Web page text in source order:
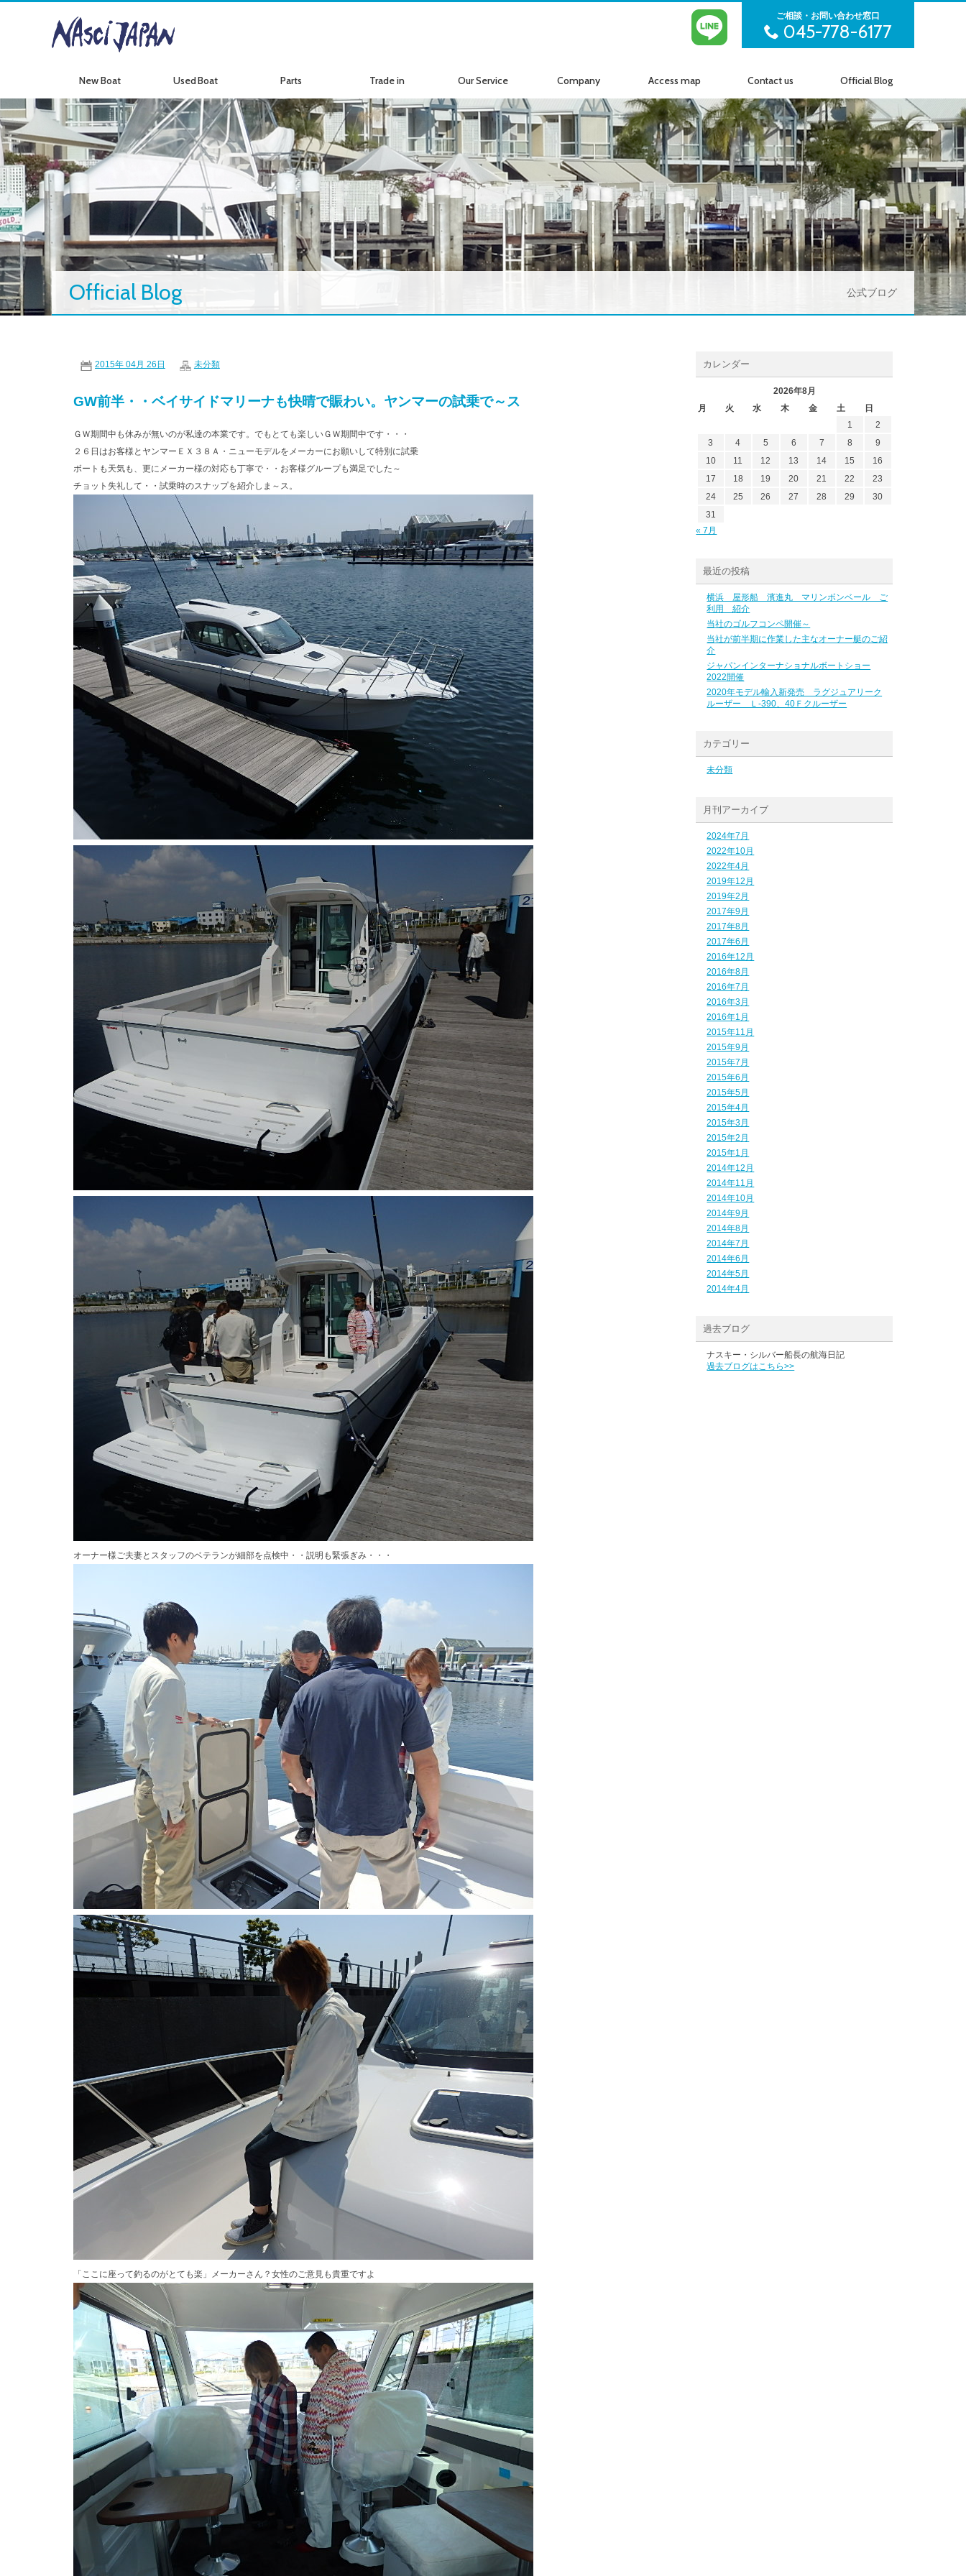
ご相談・お問い合わせ窓口
045-778-6177
New Boat
新艇情報
Used Boat
中古艇情報
Parts
パーツ情報
Trade in
ボートの買取
Our Service
サービス案内
Company
会社紹介
Access map
アクセス
Contact us
お問い合わせ
Official Blog
公式ブログ
Official Blog 公式ブログ
2015年 04月 26日 未分類
GW前半・・ベイサイドマリーナも快晴で賑わい。ヤンマーの試乗で～ス
ＧＷ期間中も休みが無いのが私達の本業です。でもとても楽しいＧＷ期間中です・・・
２６日はお客様とヤンマーＥＸ３８Ａ・ニューモデルをメーカーにお願いして特別に試乗
ボートも天気も、更にメーカー様の対応も丁寧で・・お客様グループも満足でした～
チョット失礼して・・試乗時のスナップを紹介しま～ス。
オーナー様ご夫妻とスタッフのベテランが細部を点検中・・説明も緊張ぎみ・・・
「ここに座って釣るのがとても楽」メーカーさん？女性のご意見も貴重ですよ
カレンダー
2026年8月
月
火 水 木 金 土
日
1
2
3
4 5 6 7 8
9
10
11 12 13 14 15
16
17
18 19 20 21 22
23
24
25 26 27 28 29
30
31
« 7月
最近の投稿
横浜 屋形船 濱進丸 マリンボンベール ご
利用 紹介
当社のゴルフコンペ開催～
当社が前半期に作業した主なオーナー艇のご紹
介
ジャパンインターナショナルボートショー
2022開催
2020年モデル輸入新発売 ラグジュアリーク
ルーザー Ｌ-390、40Ｆクルーザー
カテゴリー
未分類
月刊アーカイブ
2024年7月
2022年10月
2022年4月
2019年12月
2019年2月
2017年9月
2017年8月
2017年6月
2016年12月
2016年8月
2016年7月
2016年3月
2016年1月
2015年11月
2015年9月
2015年7月
2015年6月
2015年5月
2015年4月
2015年3月
2015年2月
2015年1月
2014年12月
2014年11月
2014年10月
2014年9月
2014年8月
2014年7月
2014年6月
2014年5月
2014年4月
過去ブログ
ナスキー・シルバー船長の航海日記
過去ブログはこちら>>